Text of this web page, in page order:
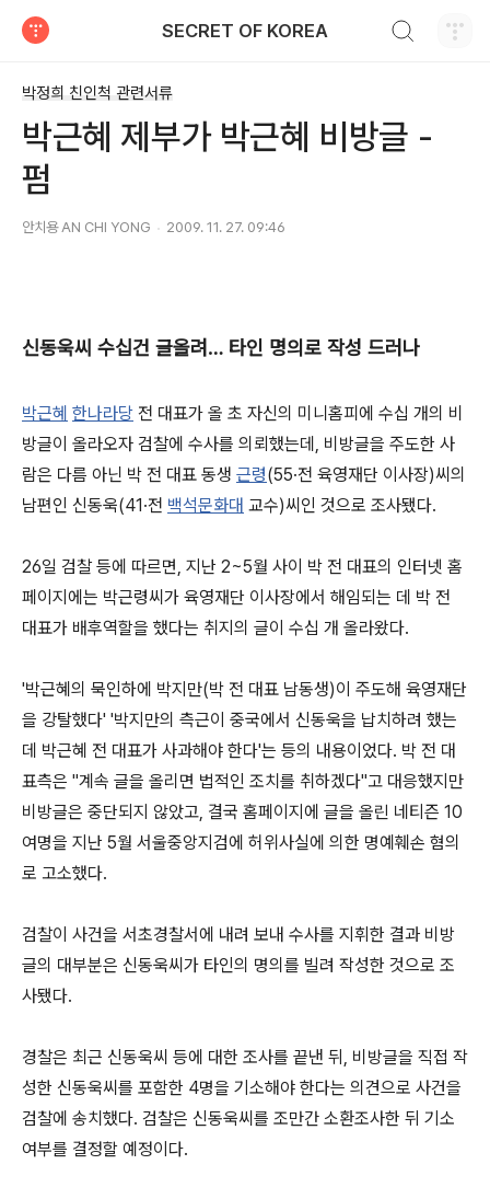
SECRET OF KOREA
박정희 친인척 관련서류
박근혜 제부가 박근혜 비방글 -
펌
안치용 AN CHI YONG 2009. 11. 27. 09:46
신동욱씨 수십건 글올려… 타인 명의로 작성 드러나
박근혜 한나라당 전 대표가 올 초 자신의 미니홈피에 수십 개의 비
방글이 올라오자 검찰에 수사를 의뢰했는데, 비방글을 주도한 사
람은 다름 아닌 박 전 대표 동생 근령(55·전 육영재단 이사장)씨의
남편인 신동욱(41·전 백석문화대 교수)씨인 것으로 조사됐다.
26일 검찰 등에 따르면, 지난 2~5월 사이 박 전 대표의 인터넷 홈
페이지에는 박근령씨가 육영재단 이사장에서 해임되는 데 박 전
대표가 배후역할을 했다는 취지의 글이 수십 개 올라왔다.
'박근혜의 묵인하에 박지만(박 전 대표 남동생)이 주도해 육영재단
을 강탈했다' '박지만의 측근이 중국에서 신동욱을 납치하려 했는
데 박근혜 전 대표가 사과해야 한다'는 등의 내용이었다. 박 전 대
표측은 "계속 글을 올리면 법적인 조치를 취하겠다"고 대응했지만
비방글은 중단되지 않았고, 결국 홈페이지에 글을 올린 네티즌 10
여명을 지난 5월 서울중앙지검에 허위사실에 의한 명예훼손 혐의
로 고소했다.
검찰이 사건을 서초경찰서에 내려 보내 수사를 지휘한 결과 비방
글의 대부분은 신동욱씨가 타인의 명의를 빌려 작성한 것으로 조
사됐다.
경찰은 최근 신동욱씨 등에 대한 조사를 끝낸 뒤, 비방글을 직접 작
성한 신동욱씨를 포함한 4명을 기소해야 한다는 의견으로 사건을
검찰에 송치했다. 검찰은 신동욱씨를 조만간 소환조사한 뒤 기소
여부를 결정할 예정이다.